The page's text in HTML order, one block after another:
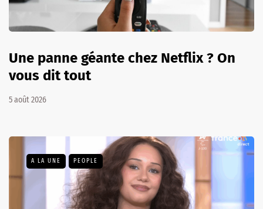
Une panne géante chez Netflix ? On
vous dit tout
5 août 2026
A LA UNE PEOPLE